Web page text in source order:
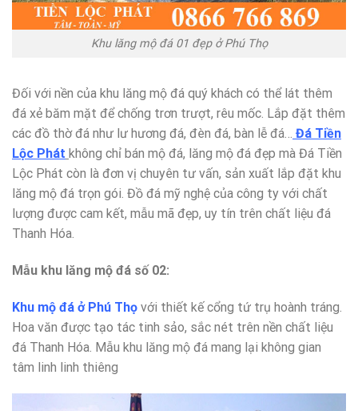
Khu lăng mộ đá 01 đẹp ở Phú Thọ
Đối với nền của khu lăng mộ đá quý khách có thể lát thêm
đá xẻ băm mặt để chống trơn trượt, rêu mốc. Lắp đặt thêm
các đồ thờ đá như lư hương đá, đèn đá, bàn lễ đá… Đá Tiền
Lộc Phát không chỉ bán mộ đá, lăng mộ đá đẹp mà Đá Tiền
Lộc Phát còn là đơn vị chuyên tư vấn, sản xuất lắp đặt khu
lăng mộ đá trọn gói. Đồ đá mỹ nghệ của công ty với chất
lượng được cam kết, mẫu mã đẹp, uy tín trên chất liệu đá
Thanh Hóa.
Mẫu khu lăng mộ đá số 02:
Khu mộ đá ở Phú Thọ với thiết kế cổng tứ trụ hoành tráng.
Hoa văn được tạo tác tinh sảo, sắc nét trên nền chất liệu
đá Thanh Hóa. Mẫu khu lăng mộ đá mang lại không gian
tâm linh linh thiêng